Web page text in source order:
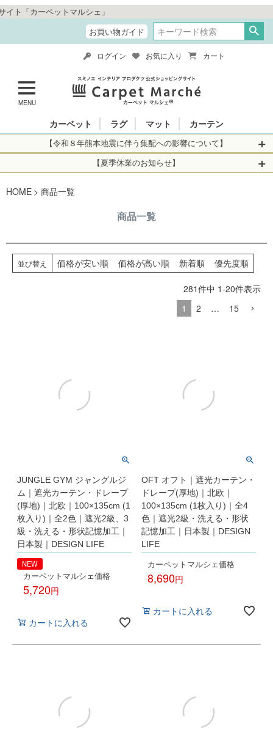
ットマルシェ」
お買い物ガイド
MENU
ログイン お気に入り カート
カーペット ラグ マット カーテン
【令和８年熊本地震に伴う集配への影響について】
令和8年熊本地震により、お亡くなりになられた方々に深く
お見舞い申し上げます。 この地震の影響により、現在、一
【お荷物のお届けに遅れが生じている地域】
・全国から九州あてのお荷物
・九州から全国あてのお荷物
なお、今後の被害状況や交通規制などにより、対象地域や
サービスへの影響が変更となる場合がございます。
【夏季休業のお知らせ】
当店は は2026年8月11日(火)～2026年8月16日(日)
休業中のご注文に関しては自動返信メールは届きますが、
いただきますのでよろしくお願いいたします。
出荷センターも休業となりますため、休業期間中のご注文
以降となります。
オーダー商品など、詳しくはこちらから
HOME 商品一覧
商品一覧
並び替え 価格が安い順 価格が高い順 新着順 優先度順
281件中 1-20件表示
1
2 … 15
JUNGLE GYM ジャングルジ
ム｜遮光カーテン・ドレープ
(厚地)｜北欧｜100×135cm (1
枚入り)｜全2色｜遮光2級、3
級・洗える・形状記憶加工｜
日本製｜DESIGN LIFE
NEW
カーペットマルシェ価格
5,720
カートに入れる
OFT オフト｜遮光カーテン・
ドレープ(厚地)｜北欧｜
100×135cm (1枚入り)｜全4
色｜遮光2級・洗える・形状
記憶加工｜日本製｜DESIGN
LIFE
カーペットマルシェ価格
8,690
カートに入れる